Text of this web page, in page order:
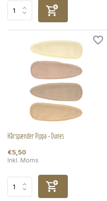
Hårspænder Pippa - Dunes
€5,50
Inkl. Moms